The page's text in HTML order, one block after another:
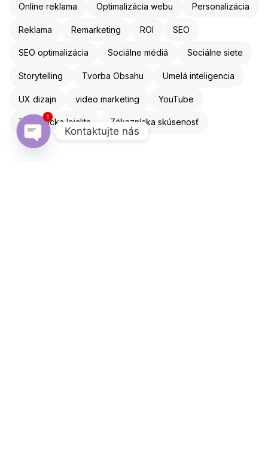
Online reklama Optimalizácia webu Personalizácia
Reklama Remarketing ROI SEO
SEO optimalizácia Sociálne médiá Sociálne siete
Storytelling Tvorba Obsahu Umelá inteligencia
UX dizajn video marketing YouTube
Zákaznícka lojalita Zákaznícka skúsenosť
Kontaktujte nás
1